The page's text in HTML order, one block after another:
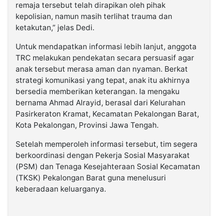
remaja tersebut telah dirapikan oleh pihak
kepolisian, namun masih terlihat trauma dan
ketakutan,” jelas Dedi.
Untuk mendapatkan informasi lebih lanjut, anggota
TRC melakukan pendekatan secara persuasif agar
anak tersebut merasa aman dan nyaman. Berkat
strategi komunikasi yang tepat, anak itu akhirnya
bersedia memberikan keterangan. Ia mengaku
bernama Ahmad Alrayid, berasal dari Kelurahan
Pasirkeraton Kramat, Kecamatan Pekalongan Barat,
Kota Pekalongan, Provinsi Jawa Tengah.
Setelah memperoleh informasi tersebut, tim segera
berkoordinasi dengan Pekerja Sosial Masyarakat
(PSM) dan Tenaga Kesejahteraan Sosial Kecamatan
(TKSK) Pekalongan Barat guna menelusuri
keberadaan keluarganya.